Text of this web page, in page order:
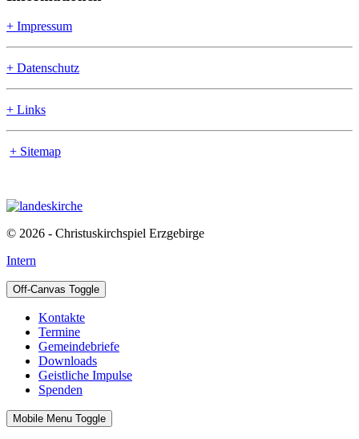
+ Impressum
+ Datenschutz
+ Links
+ Sitemap
© 2026 - Christuskirchspiel Erzgebirge
Intern
Off-Canvas Toggle
Kontakte
Termine
Gemeindebriefe
Downloads
Geistliche Impulse
Spenden
Mobile Menu Toggle